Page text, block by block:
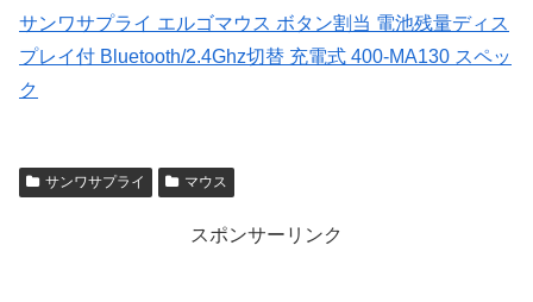
サンワサプライ エルゴマウス ボタン割当 電池残量ディス
プレイ付 Bluetooth/2.4Ghz切替 充電式 400-MA130 スペッ
ク
サンワサプライ マウス
スポンサーリンク